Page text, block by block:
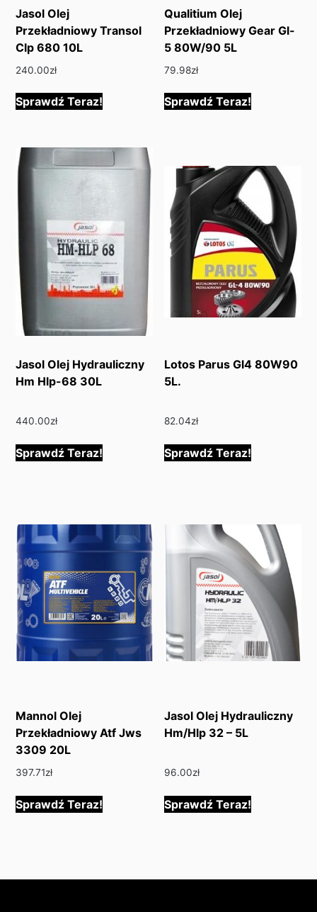
Jasol Olej
Przekładniowy Transol
Clp 680 10L
240.00zł
Sprawdź Teraz!
Qualitium Olej
Przekładniowy Gear Gl-
5 80W/90 5L
79.98zł
Sprawdź Teraz!
Jasol Olej Hydrauliczny
Hm Hlp-68 30L
440.00zł
Sprawdź Teraz!
Lotos Parus Gl4 80W90
5L.
82.04zł
Sprawdź Teraz!
Mannol Olej
Przekładniowy Atf Jws
3309 20L
397.71zł
Sprawdź Teraz!
Jasol Olej Hydrauliczny
Hm/Hlp 32 – 5L
96.00zł
Sprawdź Teraz!